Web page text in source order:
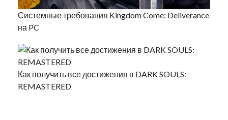
Системные требования Kingdom Come: Deliverance
на PC
Как получить все достижения в DARK SOULS:
REMASTERED